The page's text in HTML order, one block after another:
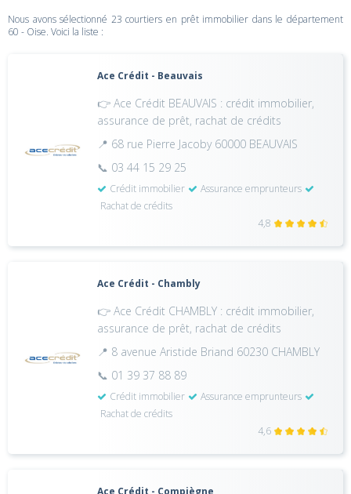
Nous avons sélectionné 23 courtiers en prêt immobilier dans le département
60 - Oise. Voici la liste :
Ace Crédit - Beauvais
👉 Ace Crédit BEAUVAIS : crédit immobilier,
assurance de prêt, rachat de crédits
📍 68 rue Pierre Jacoby 60000 BEAUVAIS
📞 03 44 15 29 25
Crédit immobilier
Assurance emprunteurs
Rachat de crédits
4,8
Ace Crédit - Chambly
👉 Ace Crédit CHAMBLY : crédit immobilier,
assurance de prêt, rachat de crédits
📍 8 avenue Aristide Briand 60230 CHAMBLY
📞 01 39 37 88 89
Crédit immobilier
Assurance emprunteurs
Rachat de crédits
4,6
Ace Crédit - Compiègne